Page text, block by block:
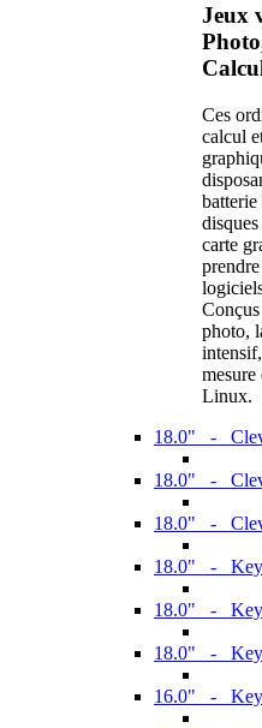
Jeux
Ces
calcul
carte
photo,
Linux.
18.0" -
18.0" -
18.0" -
18.0" -
18.0" -
18.0" -
16.0" -